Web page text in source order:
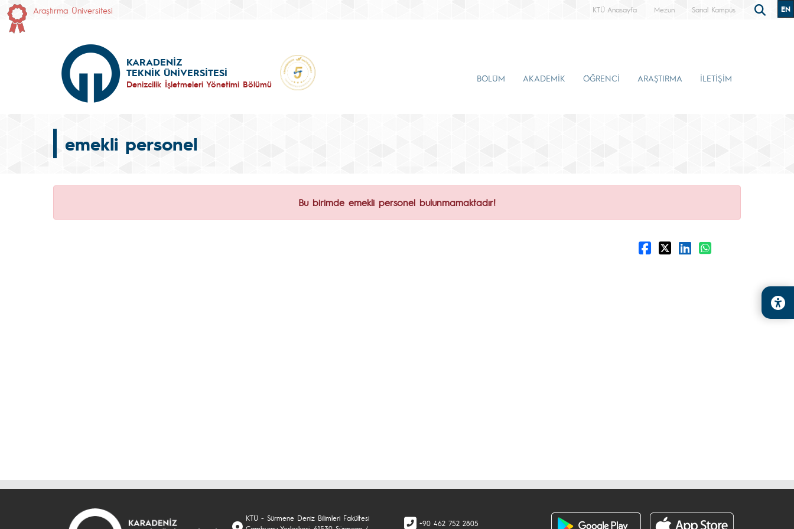
Araştırma Üniversitesi KTÜ Anasayfa Mezun Sanal Kampüs EN
KARADENİZ
TEKNİK ÜNİVERSİTESİ
Denizcilik İşletmeleri Yönetimi Bölümü
BÖLÜM AKADEMİK ÖĞRENCİ ARAŞTIRMA İLETİŞİM
emekli personel
Bu birimde emekli personel bulunmamaktadır!
KTÜ - Sürmene Deniz Bilimleri Fakültesi
+90 462 752 2805